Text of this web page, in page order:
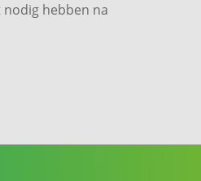
hebben na